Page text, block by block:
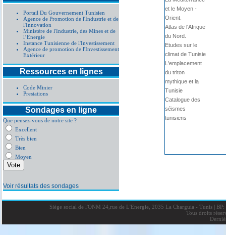
Portail Du Gouvernement Tunisien
Agence de Promotion de l'Industrie et de
l'Innovation
Ministère de l'Industrie, des Mines et de
l’Energie
Instance Tunisienne de l'Investissement
Agence de promotion de l'Investissement
Extérieur
Ressources en lignes
Code Minier
Prestations
Sondages en ligne
Que pensez-vous de notre site ?
Excellent
Très bien
Bien
Moyen
Voir résultats des sondages
et le Moyen -
Orient.
Atlas de l'Afrique
du Nord.
Etudes sur le
climat de Tunisie
L'emplacement
du triton
mythique et la
Tunisie
Catalogue des
séismes
tunisiens
Siège social de l'ONM 24,rue de L'Energie, 2035 La Charguia - Tunis |BP:
Tous droits